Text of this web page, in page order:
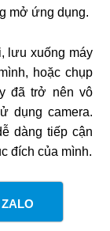
mở ứng dụng.
lưu xuống máy
hoặc chụp
đã trở nên vô
dụng camera.
dàng tiếp cận
đích của mình.